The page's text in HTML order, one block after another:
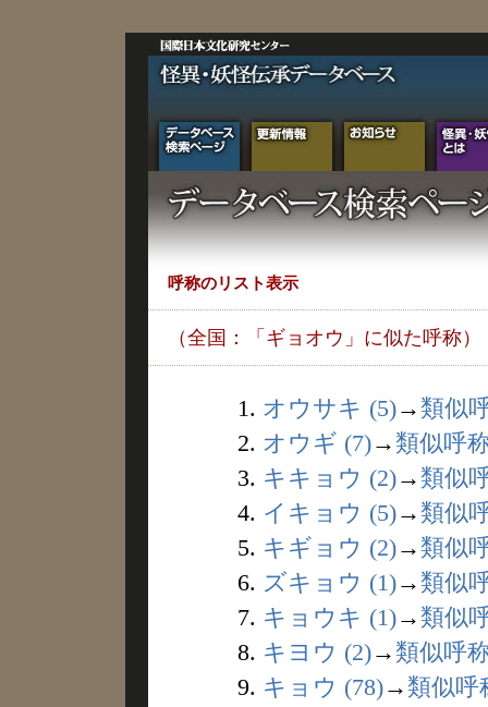
呼称のリスト表示
（全国：「ギョオウ」に似た呼称）
1. オウサキ (5)→ 類似
2. オウギ (7)→ 類似呼
3. キキョウ (2)→ 類似
4. イキョウ (5)→ 類似
5. キギョウ (2)→ 類似
6. ズキョウ (1)→ 類似
7. キョウキ (1)→ 類似
8. キヨウ (2)→ 類似呼
9. キョウ (78)→ 類似呼